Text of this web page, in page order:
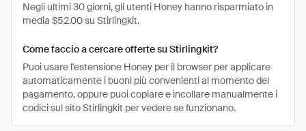
Negli ultimi 30 giorni, gli utenti Honey hanno risparmiato in
media $52.00 su Stirlingkit.
Come faccio a cercare offerte su Stirlingkit?
Puoi usare l'estensione Honey per il browser per applicare
automaticamente i buoni più convenienti al momento del
pagamento, oppure puoi copiare e incollare manualmente i
codici sul sito Stirlingkit per vedere se funzionano.